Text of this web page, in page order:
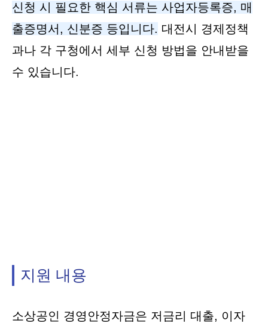
신청 시 필요한 핵심 서류는 사업자등록증, 매
출증명서, 신분증 등입니다. 대전시 경제정책
과나 각 구청에서 세부 신청 방법을 안내받을
수 있습니다.
지원 내용
소상공인 경영안정자금은 저금리 대출, 이자